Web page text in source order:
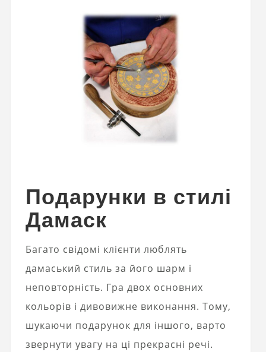
Подарунки в стилі
Дамаск
Багато свідомі клієнти люблять
дамаський стиль за його шарм і
неповторність. Гра двох основних
кольорів і дивовижне виконання. Тому,
шукаючи подарунок для іншого, варто
звернути увагу на ці прекрасні речі.